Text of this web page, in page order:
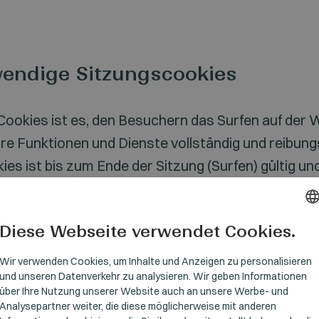
Sitzungscookies
ist es, den Besuchern das Surfen auf der
Funktionen und Dienste vollständig und
ist bis zum Ende der Sitzung (Surfen) gültig
einem anderen Gerät, das zum Surfen
wird.
Dritten (Analytik)
GERMAN
ENGLISH
Diese Webseite verwendet Cookies.
Wir verwenden Cookies, um Inhalte und Anzeigen zu personalisieren
und unseren Datenverkehr zu analysieren. Wir geben Informationen
über Ihre Nutzung unserer Website auch an unsere Werbe- und
Analysepartner weiter, die diese möglicherweise mit anderen